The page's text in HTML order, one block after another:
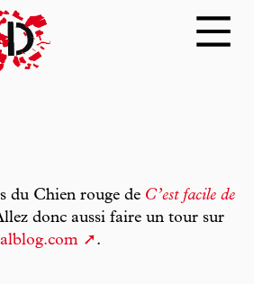
du Chien rouge de C’est facile de
donc aussi faire un tour sur
.